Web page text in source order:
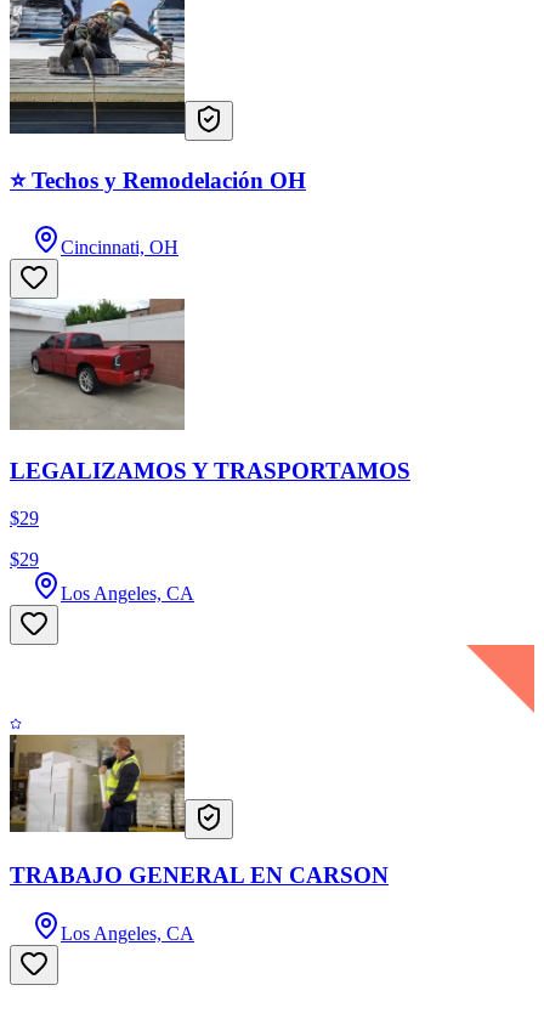
⭐ Techos y Remodelación OH
Cincinnati, OH
LEGALIZAMOS Y TRASPORTAMOS
$29
$29
Los Angeles, CA
TRABAJO GENERAL EN CARSON
Los Angeles, CA